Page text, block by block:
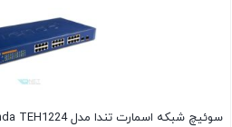
سوئیچ شبکه اسمارت تندا مدل Tenda TEH1224